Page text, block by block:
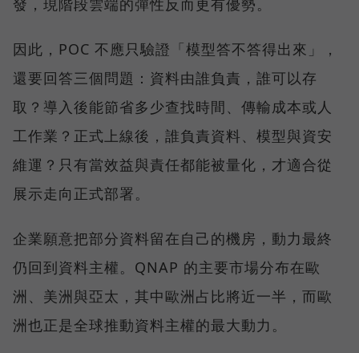
因此，POC 不應只驗證「模型答不答得出來」，
還要回答三個問題：資料由誰負責，誰可以存
取？導入後能節省多少查找時間、傳輸成本或人
工作業？正式上線後，誰負責資料、模型與資安
維運？只有當效益與責任都能被量化，才適合從
展示走向正式部署。
企業願意把部分資料留在自己的機房，動力最終
仍回到資料主權。QNAP 的主要市場分布在歐
洲、美洲與亞太，其中歐洲占比將近一半，而歐
洲也正是全球推動資料主權的最大動力。